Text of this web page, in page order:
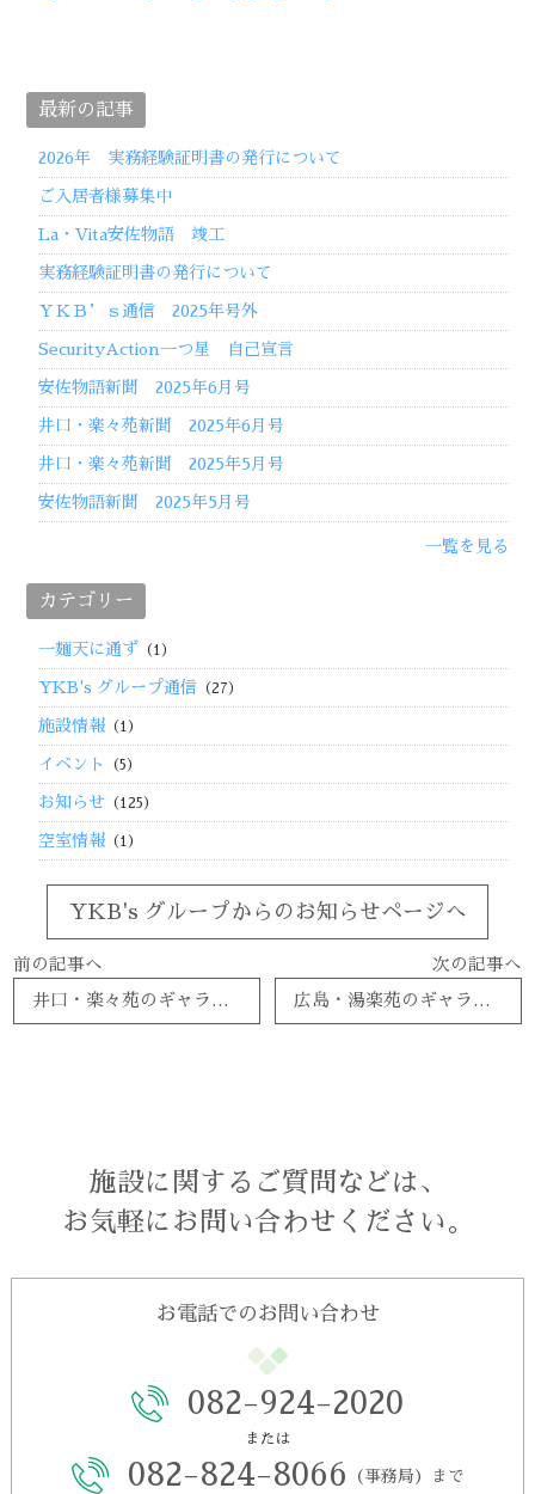
最新の記事
2026年 実務経験証明書の発行について
ご入居者様募集中
La・Vita安佐物語 竣工
実務経験証明書の発行について
ＹＫＢ’ｓ通信 2025年号外
SecurityAction一つ星 自己宣言
安佐物語新聞 2025年6月号
井口・楽々苑新聞 2025年6月号
井口・楽々苑新聞 2025年5月号
安佐物語新聞 2025年5月号
一覧を見る
カテゴリー
一麺天に通ず （1）
YKB's グループ通信 （27）
施設情報（1）
イベント （5）
お知らせ （125）
空室情報（1）
YKB's グループからのお知らせページへ
前の記事へ
井口・楽々苑のギャラリーを更新しました。
次の記事へ
広島・湯楽苑のギャラリーを更新しました。
施設に関するご質問などは、
お気軽にお問い合わせください。
お電話でのお問い合わせ
082-924-2020
または
082-824-8066 （事務局）まで